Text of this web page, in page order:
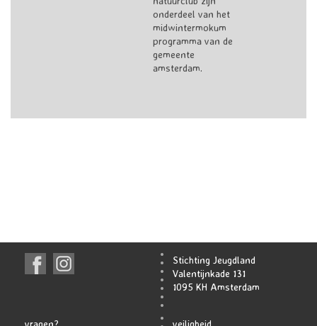
onderdeel van het
midwintermokum
programma van de
gemeente
amsterdam.
Stichting Jeugdland
Valentijnkade 131
1095 KH Amsterdam
vragen? veiligheid